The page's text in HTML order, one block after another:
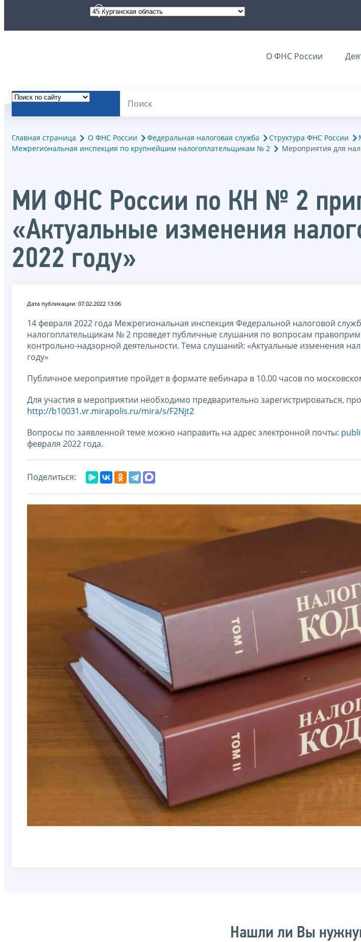
О ФНС России
Главная страница О ФНС России Федеральная налоговая служба Структура ФНС России
Межрегиональная инспекция по крупнейшим налогоплательщикам № 2
Мероприятия для
МИ ФНС России по КН № 2
«Актуальные изменения
2022 году»
Дата публикации: 07.02.2022 13:06
14 февраля 2022 года Межрегиональная инспекция Федеральной налоговой
налогоплательщикам № 2 проведет публичные слушания по вопросам
контрольно-надзорной деятельности. Тема слушаний: «Актуальные изменения
году»
Публичное мероприятие пройдет в формате вебинара в 10.00 часов по
Для участия в мероприятии необходимо предварительно зарегистрироваться,
http://b10031.vr.mirapolis.ru/mira/s/F2Njt2
Вопросы по заявленной теме можно направить на адрес электронной почты:
февраля 2022 года.
Поделиться:
Нашли ли Вы